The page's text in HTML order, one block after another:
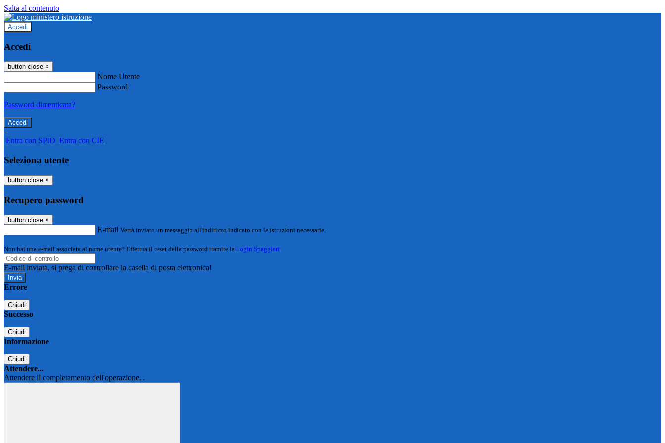
Salta al contenuto
Accedi
Accedi
button close ×
Nome Utente
Password
Password dimenticata?
-
Entra con SPID Entra con CIE
Seleziona utente
button close ×
Recupero password
button close ×
E-mail Verrà inviato un messaggio all'indirizzo indicato con le istruzioni necessarie.
Non hai una e-mail associata al nome utente? Effettua il reset della password tramite la Login Spaggiari
E-mail inviata, si prega di controllare la casella di posta elettronica!
Errore
Chiudi
Successo
Chiudi
Informazione
Chiudi
Attendere...
Attendere il completamento dell'operazione...